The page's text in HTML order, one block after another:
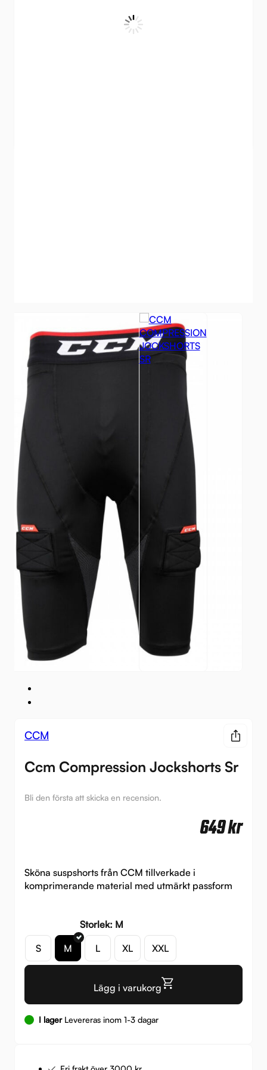
CCM
Ccm Compression Jockshorts Sr
Bli den första att skicka en recension.
649kr
Sköna suspshorts från CCM tillverkade i
komprimerande material med utmärkt passform
Storlek: M
S
M L XL XXL
Lägg i varukorg
I lagerLevereras inom 1-3 dagar